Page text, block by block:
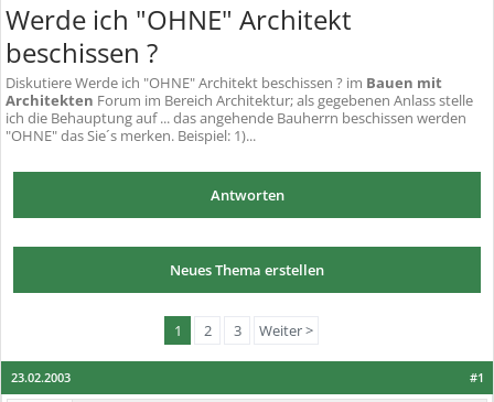
Werde ich "OHNE" Architekt
beschissen ?
DiskutiereWerde ich "OHNE" Architekt beschissen ? im Bauen mit
Architekten Forum im Bereich Architektur; als gegebenen Anlass stelle
ich die Behauptung auf ... das angehende Bauherrn beschissen werden
"OHNE" das Sie´s merken. Beispiel: 1)...
Antworten
Neues Thema erstellen
1 2 3 Weiter >
#1
23.02.2003